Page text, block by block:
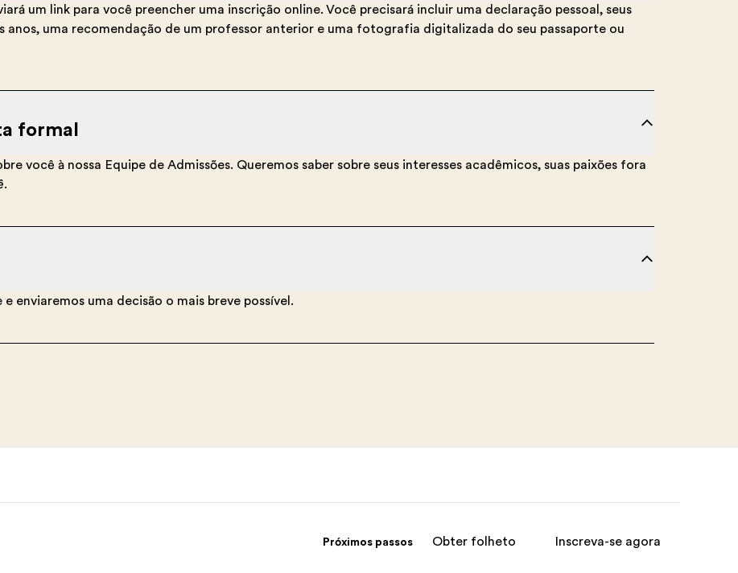
um link para você preencher uma inscrição online. Você precisará incluir uma declaração pessoal, seus
anos, uma recomendação de um professor anterior e uma fotografia digitalizada do seu passaporte ou
formal
você à nossa Equipe de Admissões. Queremos saber sobre seus interesses acadêmicos, suas paixões fora
.
enviaremos uma decisão o mais breve possível.
Próximos passos Obter folheto Inscreva-se agora